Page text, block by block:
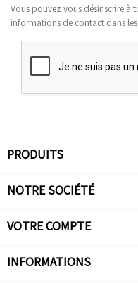
Vous pouvez vous désinscrire à
informations de contact dans
PRODUITS
NOTRE SOCIÉTÉ
VOTRE COMPTE
INFORMATIONS